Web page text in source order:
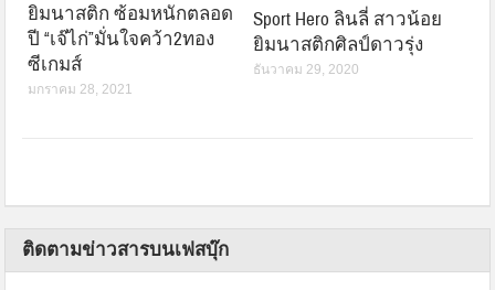
ยิมนาสติก ซ้อมหนักตลอด
ปี “เจ๊ไก่”มั่นใจคว้า2ทอง
ซีเกมส์
มกราคม 28, 2021
Sport Hero ลินลี่ สาวน้อย
ยิมนาสติกศิลป์ดาวรุ่ง
ธันวาคม 29, 2020
ติดตามข่าวสารบนเฟสบุ๊ก